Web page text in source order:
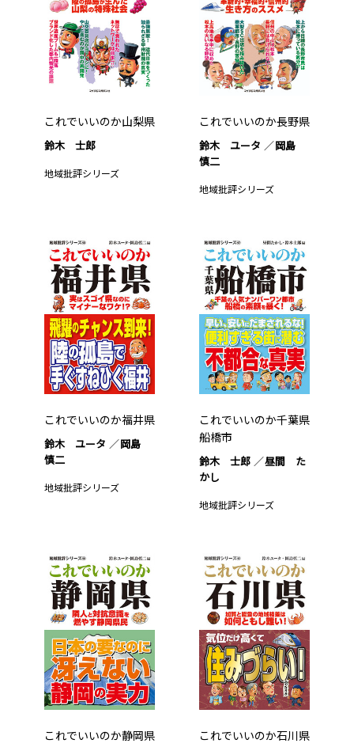
これでいいのか山梨県
鈴木 士郎
地域批評シリーズ
これでいいのか長野県
鈴木 ユータ
岡島
慎二
地域批評シリーズ
これでいいのか福井県
鈴木 ユータ
岡島
慎二
地域批評シリーズ
これでいいのか千葉県
船橋市
鈴木 士郎
昼間 た
かし
地域批評シリーズ
これでいいのか静岡県 これでいいのか石川県